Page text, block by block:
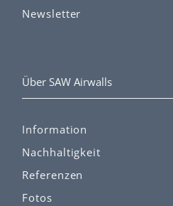
Newsletter
Über SAW Airwalls
Information
Nachhaltigkeit
Referenzen
Fotos